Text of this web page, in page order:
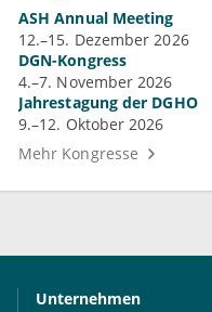
ASH Annual Meeting
12.–15. Dezember 2026
DGN-Kongress
4.–7. November 2026
Jahrestagung der DGHO
9.–12. Oktober 2026
Mehr Kongresse
Unternehmen